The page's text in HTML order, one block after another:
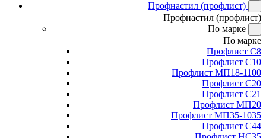
Профнастил (профлист)
Профнастил (профлист)
По марке
По марке
Профлист С8
Профлист С10
Профлист МП18-1100
Профлист С20
Профлист С21
Профлист МП20
Профлист МП35-1035
Профлист С44